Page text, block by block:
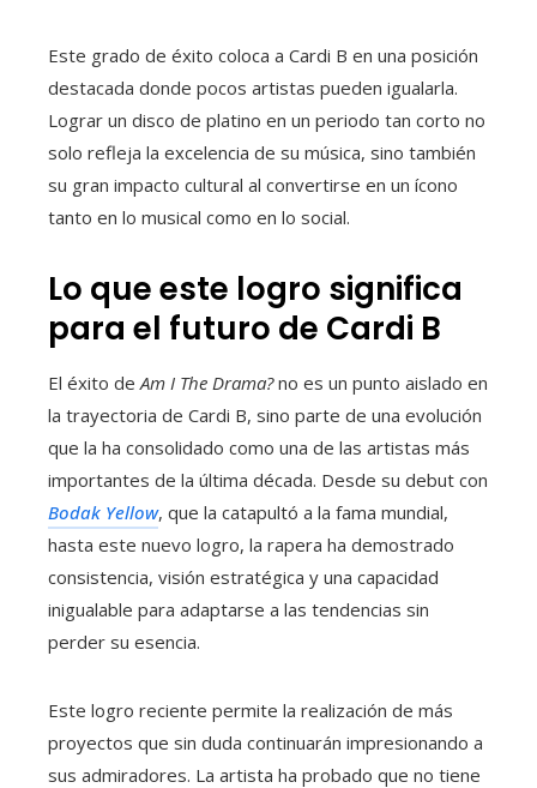
Este grado de éxito coloca a Cardi B en una posición
destacada donde pocos artistas pueden igualarla.
Lograr un disco de platino en un periodo tan corto no
solo refleja la excelencia de su música, sino también
su gran impacto cultural al convertirse en un ícono
tanto en lo musical como en lo social.
Lo que este logro significa
para el futuro de Cardi B
El éxito de Am I The Drama?no es un punto aislado en
la trayectoria de Cardi B, sino parte de una evolución
que la ha consolidado como una de las artistas más
importantes de la última década. Desde su debut con
Bodak Yellow, que la catapultó a la fama mundial,
hasta este nuevo logro, la rapera ha demostrado
consistencia, visión estratégica y una capacidad
inigualable para adaptarse a las tendencias sin
perder su esencia.
Este logro reciente permite la realización de más
proyectos que sin duda continuarán impresionando a
sus admiradores. La artista ha probado que no tiene